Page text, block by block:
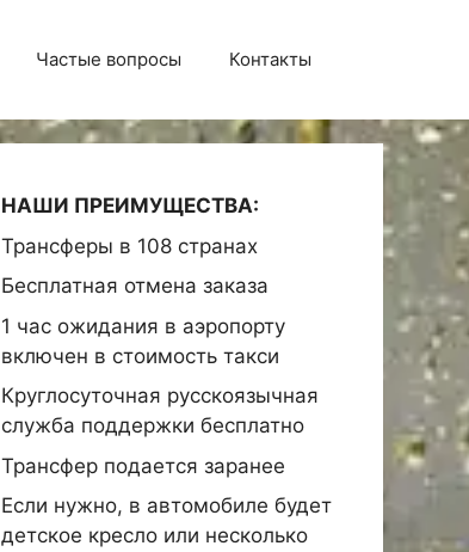
Частые вопросы Контакты
НАШИ ПРЕИМУЩЕСТВА:
Трансферы в 108 странах
Бесплатная отмена заказа
1 час ожидания в аэропорту
включен в стоимость такси
Круглосуточная русскоязычная
служба поддержки бесплатно
Трансфер подается заранее
Если нужно, в автомобиле будет
детское кресло или несколько